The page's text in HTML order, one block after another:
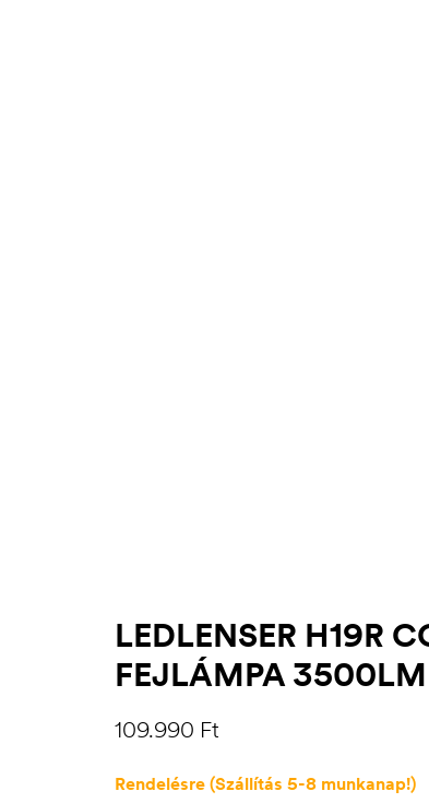
LEDLENSER H19R
FEJLÁMPA
109.990 Ft
Rendelésre (Szállítás 5-8 munkanap!)